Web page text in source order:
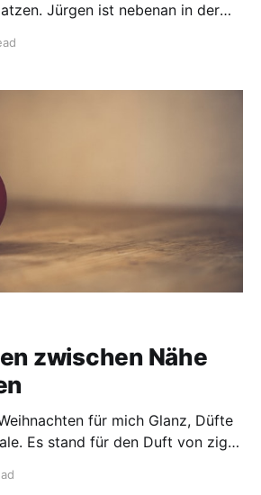
Jürgen ist nebenan in der
zwischen Nähe
für mich Glanz, Düfte
Es stand für den Duft von zig
ein kleines bisschen